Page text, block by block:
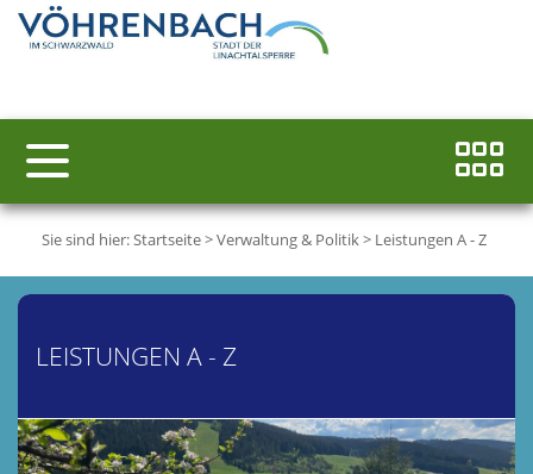
Sie sind hier:Startseite>Verwaltung & Politik> Leistungen A - Z
LEISTUNGEN A - Z